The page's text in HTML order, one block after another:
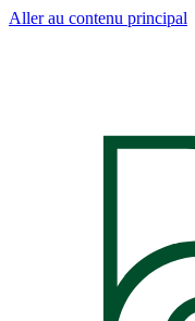
Aller au contenu principal